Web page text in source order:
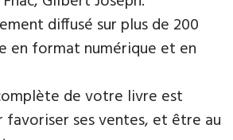
diffusé sur plus de 200
en format numérique et en
de votre livre est
ses ventes, et être au